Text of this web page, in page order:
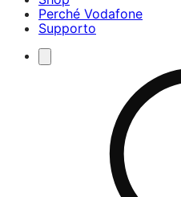
Perché Vodafone
Supporto